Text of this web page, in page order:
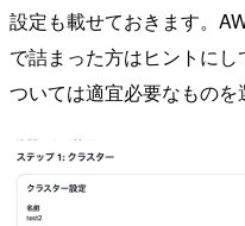
設定も載せておきます。
で詰まった方はヒントに
ついては適宜必要なものを